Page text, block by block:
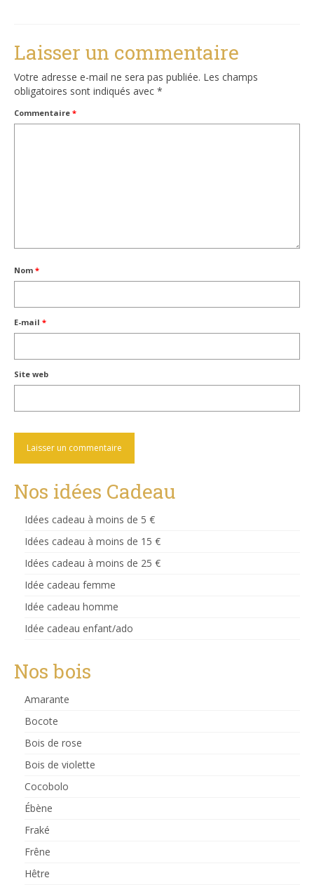
Laisser un commentaire
Votre adresse e-mail ne sera pas publiée. Les champs
obligatoires sont indiqués avec *
Commentaire *
Nom *
E-mail *
Site web
Nos idées Cadeau
Idées cadeau à moins de 5 €
Idées cadeau à moins de 15 €
Idées cadeau à moins de 25 €
Idée cadeau femme
Idée cadeau homme
Idée cadeau enfant/ado
Nos bois
Amarante
Bocote
Bois de rose
Bois de violette
Cocobolo
Ébène
Fraké
Frêne
Hêtre